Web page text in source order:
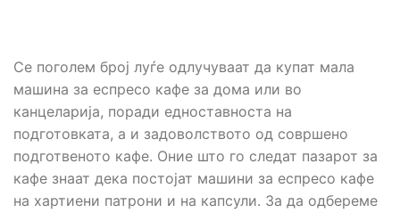
Се поголем број луѓе одлучуваат да купат мала
машина за еспресо кафе за дома или во
канцеларија, поради едноставноста на
подготовката, а и задоволството од совршено
подготвеното кафе. Оние што го следат пазарот за
кафе знаат дека постојат машини за еспресо кафе
на хартиени патрони и на капсули. За да одбереме